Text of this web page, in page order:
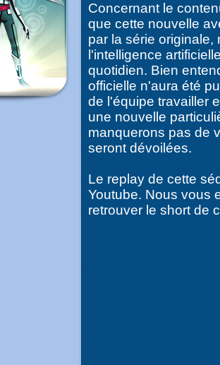
Concernant le
que cette nouvelle
par la série
l'intelligence
quotidien. Bien
officielle n'aura été
de l'équipe travailler
une nouvelle
manquerons pas de
seront dévoilées.
Le replay de cette
Youtube. Nous vous
retrouver le short de